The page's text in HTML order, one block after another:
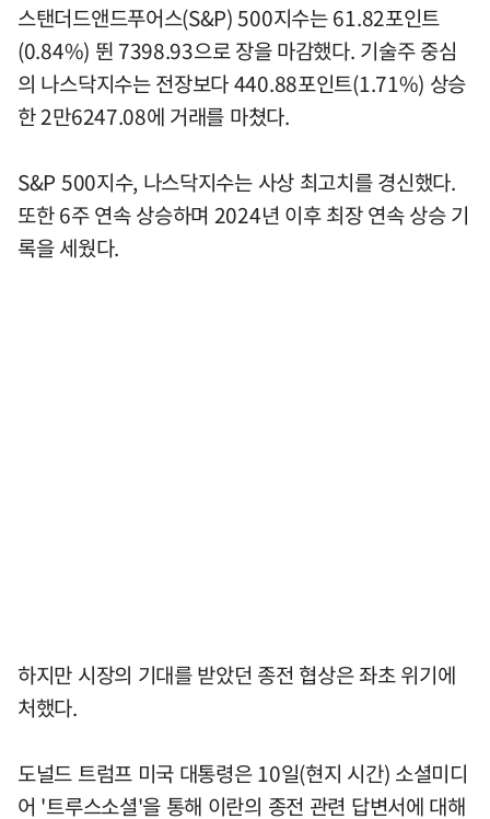
스탠더드앤드푸어스(S&P) 500지수는 61.82포인트
(0.84%) 뛴 7398.93으로 장을 마감했다. 기술주 중심
의 나스닥지수는 전장보다 440.88포인트(1.71%) 상승
한 2만6247.08에 거래를 마쳤다.
S&P 500지수, 나스닥지수는 사상 최고치를 경신했다.
또한 6주 연속 상승하며 2024년 이후 최장 연속 상승 기
록을 세웠다.
하지만 시장의 기대를 받았던 종전 협상은 좌초 위기에
처했다.
도널드 트럼프 미국 대통령은 10일(현지 시간) 소셜미디
어 '트루스소셜'을 통해 이란의 종전 관련 답변서에 대해